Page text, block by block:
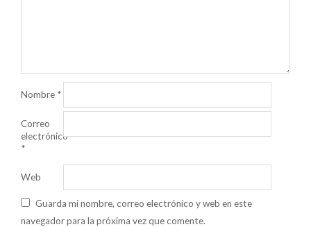
Nombre *
Correo
electrónico
*
Web
Guarda mi nombre, correo electrónico y web en este
navegador para la próxima vez que comente.